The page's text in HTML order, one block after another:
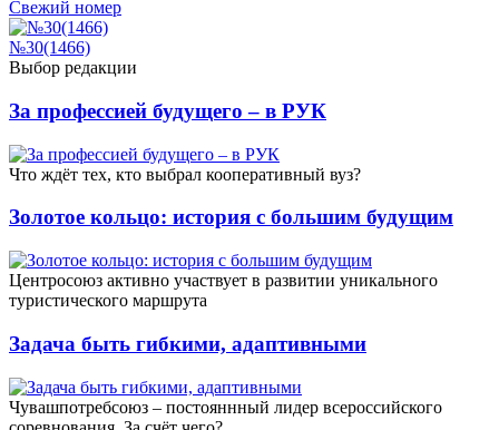
Свежий номер
№30(1466)
Выбор редакции
За профессией будущего – в РУК
Что ждёт тех, кто выбрал кооперативный вуз?
Золотое кольцо: история с большим будущим
Центросоюз активно участвует в развитии уникального
туристического маршрута
Задача быть гибкими, адаптивными
Чувашпотребсоюз – постояннный лидер всероссийского